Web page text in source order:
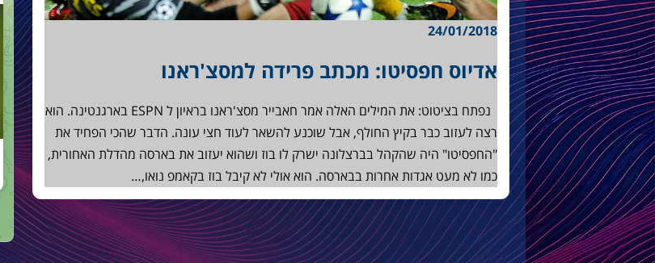
24/01/2018
אדיוס חפסיטו: מכתב פרידה למסצ'ראנו
נפתח בציטוט: את המילים האלה אמר חאבייר מסצ'ראנו בראיון ל ESPN בארגנטינה. הוא
רצה לעזוב כבר בקיץ החולף, אבל שוכנע להשאר לעוד חצי עונה. הדבר שהכי הפחיד את
"החפסיטו" היה שהקהל בברצלונה ישרק לו בוז ושהוא יעזוב את בארסה מהדלת האחורית,
כמו לא מעט אגדות אחרות בבארסה. הוא אולי לא קיבל בוז בקאמפ נואו,…